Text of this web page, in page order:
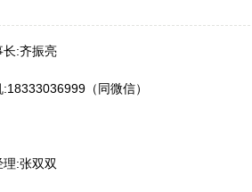
长:齐振亮
:18333036999（同微信）
理:张双双